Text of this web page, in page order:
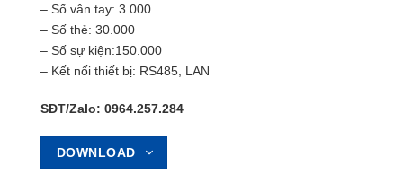
– Số vân tay: 3.000
– Số thẻ: 30.000
– Số sự kiện:150.000
– Kết nối thiết bị: RS485, LAN
SĐT/Zalo: 0964.257.284
DOWNLOAD